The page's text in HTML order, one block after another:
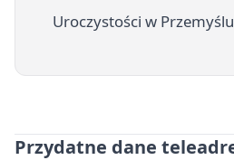
Uroczystości w
Przydatne dane